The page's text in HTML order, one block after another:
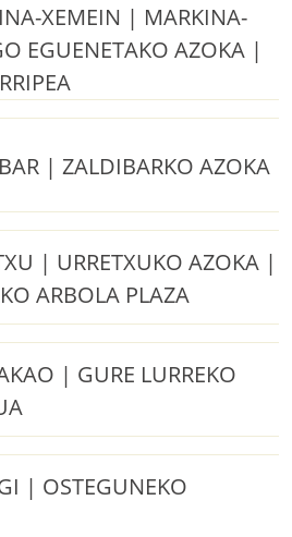
XEMEIN | MARKINA-
EGUENETAKO AZOKA |
| ZALDIBARKO AZOKA
| URRETXUKO AZOKA |
ARBOLA PLAZA
| GURE LURREKO
| OSTEGUNEKO